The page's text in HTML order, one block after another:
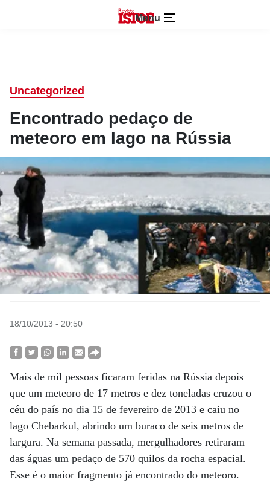
Menu
Uncategorized
Encontrado pedaço de
meteoro em lago na Rússia
18/10/2013 - 20:50
Mais de mil pessoas ficaram feridas na Rússia depois
que um meteoro de 17 metros e dez toneladas cruzou o
céu do país no dia 15 de fevereiro de 2013 e caiu no
lago Chebarkul, abrindo um buraco de seis metros de
largura. Na semana passada, mergulhadores retiraram
das águas um pedaço de 570 quilos da rocha espacial.
Esse é o maior fragmento já encontrado do meteoro.